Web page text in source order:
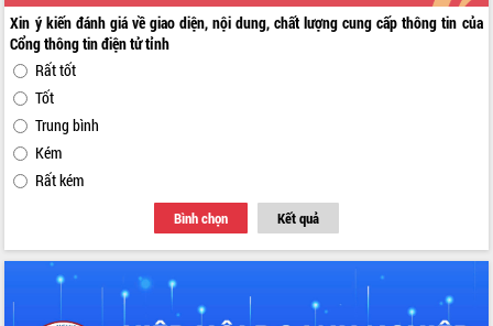
Xin ý kiến đánh giá về giao diện, nội dung, chất lượng cung cấp thông tin của
Cổng thông tin điện tử tỉnh
Rất tốt
Tốt
Trung bình
Kém
Rất kém
Bình chọn Kết quả